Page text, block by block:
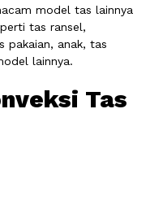
model tas lainnya
tas ransel,
pakaian, anak, tas
lainnya.
Tas